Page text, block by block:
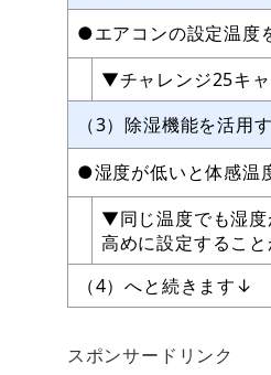
●エアコンの設定温度
▼チャレンジ25キ
（3）除湿機能を活用
●湿度が低いと体感温
▼同じ温度でも湿度
高めに設定するこ
（4）へと続きます↓
スポンサードリンク